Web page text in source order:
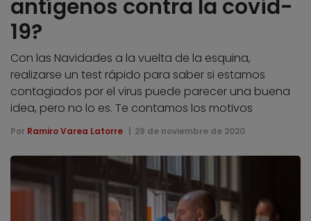
antígenos contra la covid-
19?
Con las Navidades a la vuelta de la esquina,
realizarse un test rápido para saber si estamos
contagiados por el virus puede parecer una buena
idea, pero no lo es. Te contamos los motivos
Por Ramiro Varea Latorre 29 de noviembre de 2020